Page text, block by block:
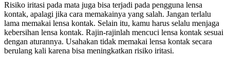
Risiko iritasi pada mata juga bisa terjadi pada pengguna lensa
kontak, apalagi jika cara memakainya yang salah. Jangan terlalu
lama memakai lensa kontak. Selain itu, kamu harus selalu menjaga
kebersihan lensa kontak. Rajin-rajinlah mencuci lensa kontak sesuai
dengan aturannya. Usahakan tidak memakai lensa kontak secara
berulang kali karena bisa meningkatkan risiko iritasi.